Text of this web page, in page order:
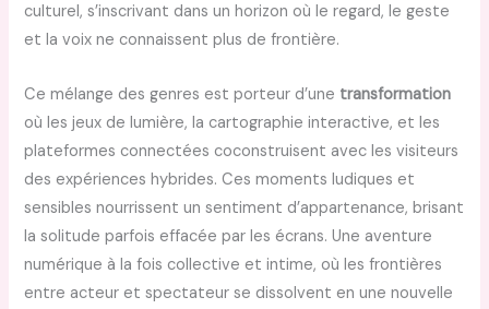
culturel, s’inscrivant dans un horizon où le regard, le geste
et la voix ne connaissent plus de frontière.
Ce mélange des genres est porteur d’une transformation
où les jeux de lumière, la cartographie interactive, et les
plateformes connectées coconstruisent avec les visiteurs
des expériences hybrides. Ces moments ludiques et
sensibles nourrissent un sentiment d’appartenance, brisant
la solitude parfois effacée par les écrans. Une aventure
numérique à la fois collective et intime, où les frontières
entre acteur et spectateur se dissolvent en une nouvelle